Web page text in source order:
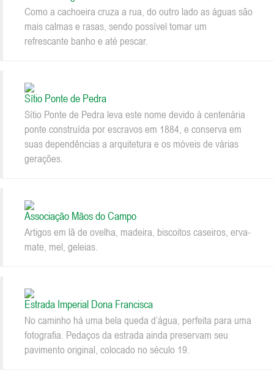
Como a cachoeira cruza a rua, do outro lado as águas são
mais calmas e rasas, sendo possível tomar um
refrescante banho e até pescar.
Sítio Ponte de Pedra
Sítio Ponte de Pedra leva este nome devido à centenária
ponte construída por escravos em 1884, e conserva em
suas dependências a arquitetura e os móveis de várias
gerações.
Associação Mãos do Campo
Artigos em lã de ovelha, madeira, biscoitos caseiros, erva-
mate, mel, geleias.
Estrada Imperial Dona Francisca
No caminho há uma bela queda d’água, perfeita para uma
fotografia. Pedaços da estrada ainda preservam seu
pavimento original, colocado no século 19.